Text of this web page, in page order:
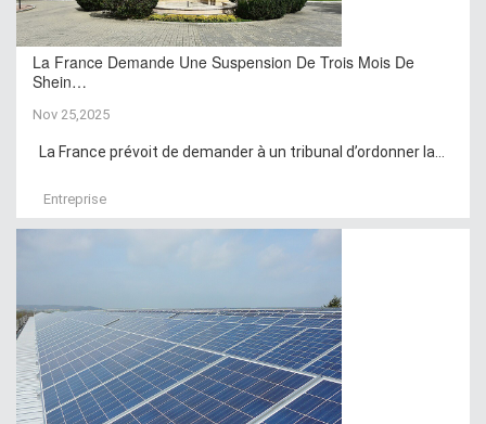
La France Demande Une Suspension De Trois Mois De
Shein…
Nov 25,2025
La France prévoit de demander à un tribunal d’ordonner la...
Entreprise